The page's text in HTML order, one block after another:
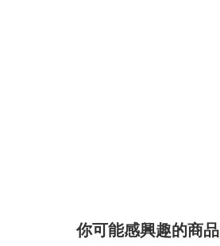
你可能感興趣的商品